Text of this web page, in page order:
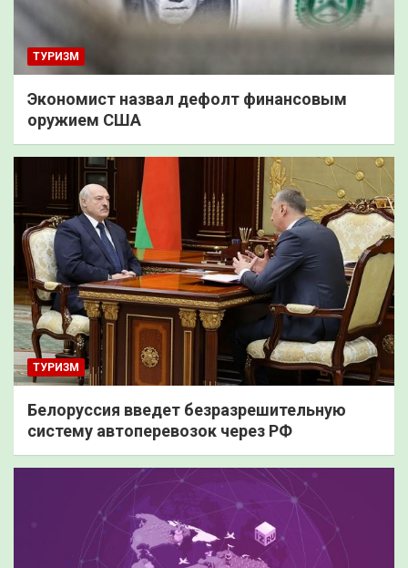
ТУРИЗМ
Экономист назвал дефолт финансовым
оружием США
ТУРИЗМ
Белоруссия введет безразрешительную
систему автоперевозок через РФ